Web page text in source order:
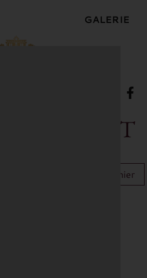
GALERIE
MERLOT
Ajouter au panier